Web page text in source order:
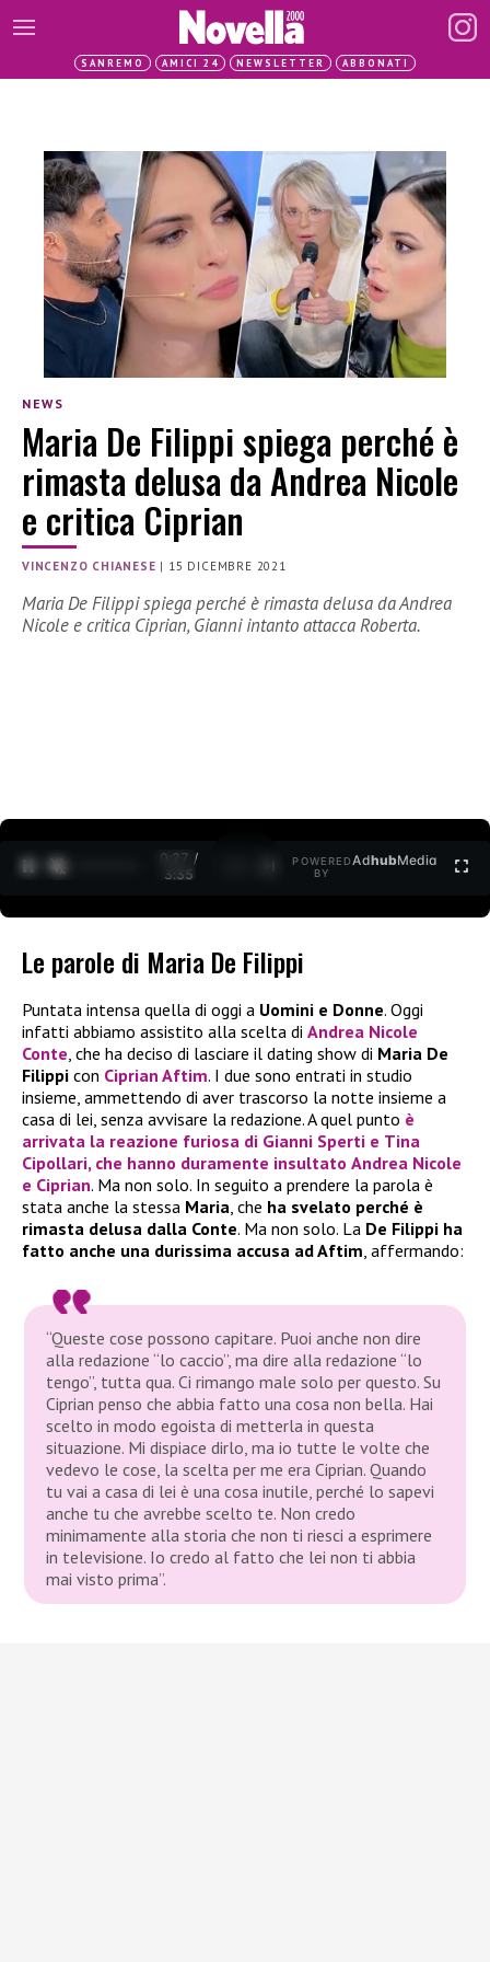
SANREMO AMICI 24 NEWSLETTER ABBONATI
NEWS
Maria De Filippi spiega perché è
rimasta delusa da Andrea Nicole
e critica Ciprian
VINCENZO CHIANESE | 15 DICEMBRE 2021
Maria De Filippi spiega perché è rimasta delusa da Andrea
Nicole e critica Ciprian, Gianni intanto attacca Roberta.
0:27 /
3:35
POWERED
BY
AdhubMedia
Le parole di Maria De Filippi
Puntata intensa quella di oggi a Uomini e Donne. Oggi
infatti abbiamo assistito alla scelta di Andrea Nicole
Conte, che ha deciso di lasciare il dating show di Maria De
Filippi con Ciprian Aftim. I due sono entrati in studio
insieme, ammettendo di aver trascorso la notte insieme a
casa di lei, senza avvisare la redazione. A quel punto è
arrivata la reazione furiosa di Gianni Sperti e Tina
Cipollari, che hanno duramente insultato Andrea Nicole
e Ciprian. Ma non solo. In seguito a prendere la parola è
stata anche la stessa Maria, che ha svelato perché è
rimasta delusa dalla Conte. Ma non solo. La De Filippi ha
fatto anche una durissima accusa ad Aftim, affermando:
“Queste cose possono capitare. Puoi anche non dire
alla redazione “lo caccio”, ma dire alla redazione “lo
tengo”, tutta qua. Ci rimango male solo per questo. Su
Ciprian penso che abbia fatto una cosa non bella. Hai
scelto in modo egoista di metterla in questa
situazione. Mi dispiace dirlo, ma io tutte le volte che
vedevo le cose, la scelta per me era Ciprian. Quando
tu vai a casa di lei è una cosa inutile, perché lo sapevi
anche tu che avrebbe scelto te. Non credo
minimamente alla storia che non ti riesci a esprimere
in televisione. Io credo al fatto che lei non ti abbia
mai visto prima”.